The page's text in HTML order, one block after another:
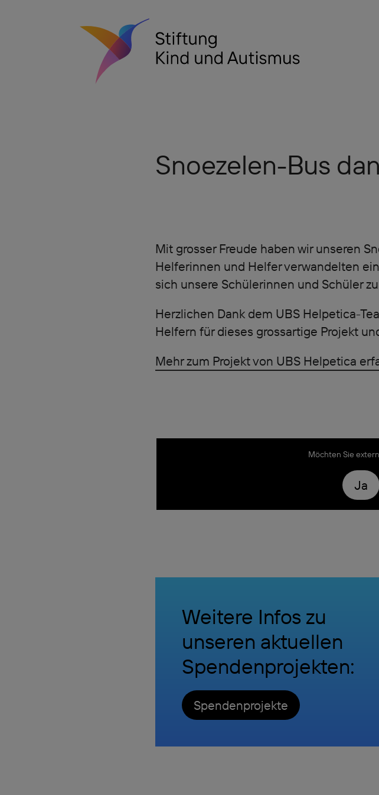
Snoezelen-Bus
Mit grosser Freude haben wir unseren
Helferinnen und Helfer verwandelten
sich unsere Schülerinnen und Schüler
Herzlichen Dank dem UBS Helpetica-
Helfern für dieses grossartige Projekt
Mehr zum Projekt von UBS Helpetica
Möchten Sie
Ja
Weitere Infos zu
unseren aktuellen
Spendenprojekten:
Spendenprojekte